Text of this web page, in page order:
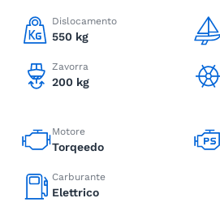
Dislocamento
550 kg
Zavorra
200 kg
Motore
Torqeedo
Carburante
Elettrico